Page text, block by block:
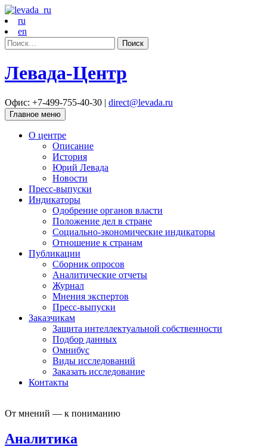
ru
en
Найти:
Левада-Центр
Офис: +7-499-755-40-30 | direct@levada.ru
Главное меню
О центре
Описание
История
Юрий Левада
Новости
Пресс-выпуски
Индикаторы
Одобрение органов власти
Положение дел в стране
Социально-экономические индикаторы
Отношение к странам
Публикации
Сборник опросов
Аналитические отчеты
Журнал
Мнения экспертов
Пресс-выпуски
Заказчикам
Защита интеллектуальной собственности
Подбор данных
Омнибус
Виды исследований
Заказать исследование
Контакты
От мнений — к пониманию
Аналитика